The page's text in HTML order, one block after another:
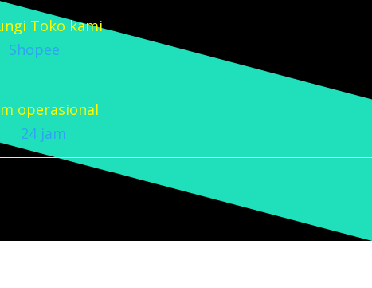
Toko kami
Shopee
operasional
24 jam